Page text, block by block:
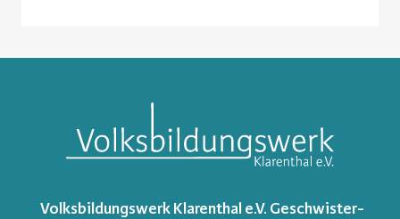
Volksbildungswerk Klarenthal e.V. Geschwister-